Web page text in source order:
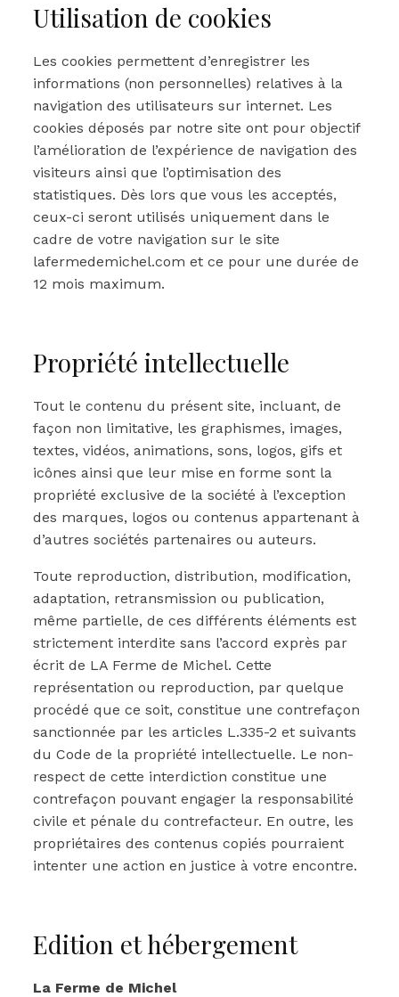
Utilisation de cookies
Les cookies permettent d’enregistrer les
informations (non personnelles) relatives à la
navigation des utilisateurs sur internet. Les
cookies déposés par notre site ont pour objectif
l’amélioration de l’expérience de navigation des
visiteurs ainsi que l’optimisation des
statistiques. Dès lors que vous les acceptés,
ceux-ci seront utilisés uniquement dans le
cadre de votre navigation sur le site
lafermedemichel.com et ce pour une durée de
12 mois maximum.
Propriété intellectuelle
Tout le contenu du présent site, incluant, de
façon non limitative, les graphismes, images,
textes, vidéos, animations, sons, logos, gifs et
icônes ainsi que leur mise en forme sont la
propriété exclusive de la société à l’exception
des marques, logos ou contenus appartenant à
d’autres sociétés partenaires ou auteurs.
Toute reproduction, distribution, modification,
adaptation, retransmission ou publication,
même partielle, de ces différents éléments est
strictement interdite sans l’accord exprès par
écrit de LA Ferme de Michel. Cette
représentation ou reproduction, par quelque
procédé que ce soit, constitue une contrefaçon
sanctionnée par les articles L.335-2 et suivants
du Code de la propriété intellectuelle. Le non-
respect de cette interdiction constitue une
contrefaçon pouvant engager la responsabilité
civile et pénale du contrefacteur. En outre, les
propriétaires des contenus copiés pourraient
intenter une action en justice à votre encontre.
Edition et hébergement
La Ferme de Michel